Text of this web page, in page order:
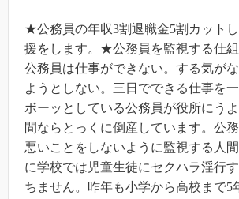
★公務員の年収3割退職金5割カット
援をします。★公務員を監視する仕組
公務員は仕事ができない。する気が
ようとしない。三日でできる仕事を一
ボーッとしている公務員が役所にう
間ならとっくに倒産しています。公
悪いことをしないように監視する人
に学校では児童生徒にセクハラ淫行
ちません。昨年も小学から高校まで5